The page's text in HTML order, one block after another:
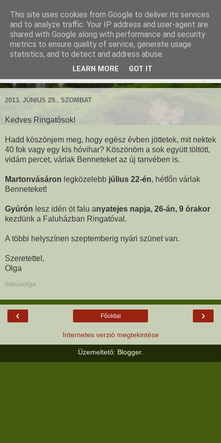
Ringató - Fiskus Olga
foglalkozásai
2013. JÚNIUS 29., SZOMBAT
Kedves Ringatósok!
Hadd köszönjem meg, hogy egész évben jöttetek, mit nektek
40 fok vagy egy kis hóvihar? Köszönöm a sok együtt töltött,
vidám percet, várlak Benneteket az új tanvében is.
Martonvásáron legközelebb július 22-én, hétfőn várlak
Benneteket!
Gyúrón lesz idén öt falu anyatejes napja, 26-án, 9 órakor
kezdünk a Faluházban Ringatóval.
A többi helyszínen szeptemberig nyári szünet van.
Szeretettel,
Olga
fiskusolga
‹ ›
Főoldal
Internetes verzió megtekintése
Üzemeltető: Blogger.
This site uses cookies from Google to deliver its services
and to analyze traffic. Your IP address and user-agent are
shared with Google along with performance and security
metrics to ensure quality of service, generate usage
statistics, and to detect and address abuse.
LEARN MORE GOT IT